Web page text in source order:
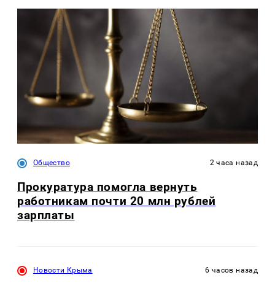
Общество 2 часа назад
Прокуратура помогла вернуть
работникам почти 20 млн рублей
зарплаты
Новости Крыма 6 часов назад